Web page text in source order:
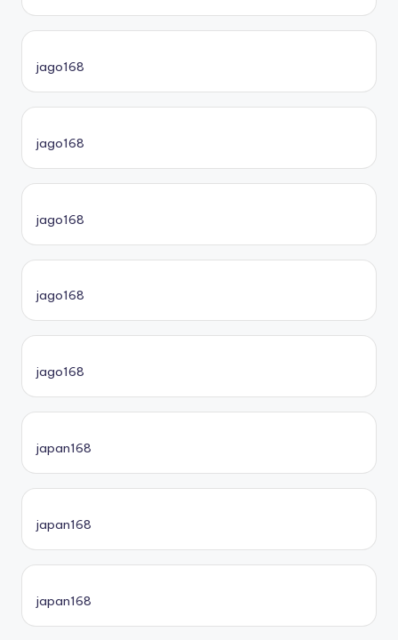
jago168
jago168
jago168
jago168
jago168
japan168
japan168
japan168